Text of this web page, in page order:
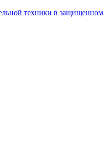
техники в защищенном